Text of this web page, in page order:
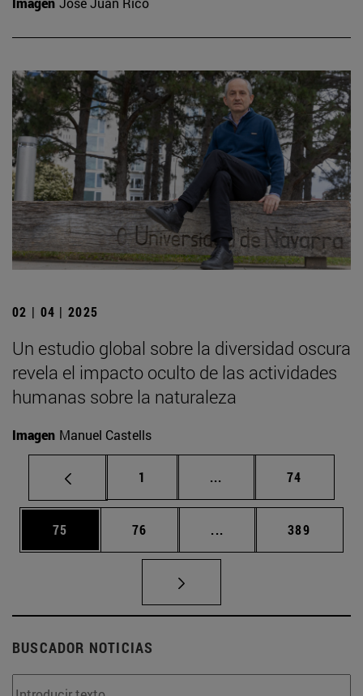
02 | 04 | 2025
Un estudio global sobre la diversidad oscura
revela el impacto oculto de las actividades
humanas sobre la naturaleza
Imagen Manuel Castells
Página
1 ... Páginas intermedias
Página
74
Página
75 Página
76 ... Páginas intermedias
Página
389
BUSCADOR NOTICIAS